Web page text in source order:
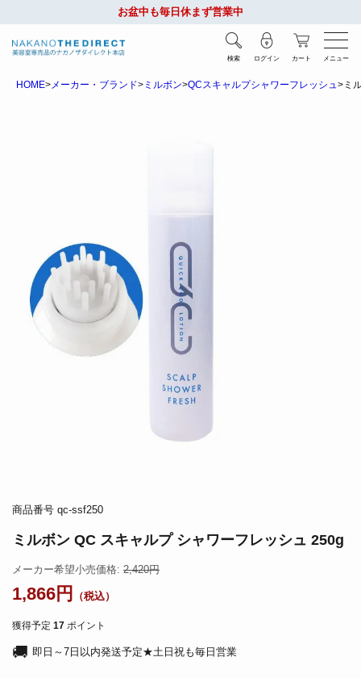
お盆中も毎日休まず営業中
検索 ログイン カート メニュー
HOME メーカー・ブランド ミルボン QCスキャルプシャワーフレッシュ ミ
商品番号 qc-ssf250
ミルボン QC スキャルプ シャワーフレッシュ 250g
メーカー希望小売価格: 2,420
1,866
獲得予定 17 ポイント
即日～7日以内発送予定★土日祝も毎日営業